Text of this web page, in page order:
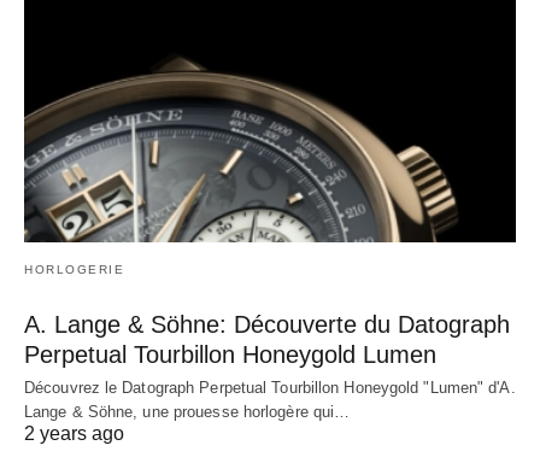
HORLOGERIE
A. Lange & Söhne: Découverte du Datograph
Perpetual Tourbillon Honeygold Lumen
Découvrez le Datograph Perpetual Tourbillon Honeygold "Lumen" d'A.
Lange & Söhne, une prouesse horlogère qui…
2 years ago